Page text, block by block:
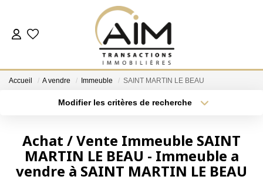
ACHETER
Les Agences
Notre Équipe
Accueil A vendre Immeuble SAINT MARTIN LE BEAU
Modifier les critères de recherche
Surface min Budget max
Plus de critères Créer une alerte
Achat / Vente Immeuble SAINT
MARTIN LE BEAU - Immeuble a
vendre à SAINT MARTIN LE BEAU